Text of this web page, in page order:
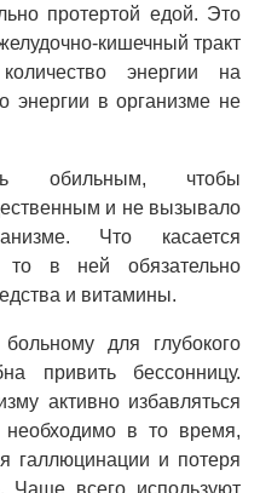
протертой едой. Это
кишечный тракт
энергии на
энергии в организме не
обильным, чтобы
и не вызывало
Что касается
то в ней обязательно
и витамины.
для глубокого
привить бессонницу.
активно избавляться
необходимо в то время,
галлюцинации и потеря